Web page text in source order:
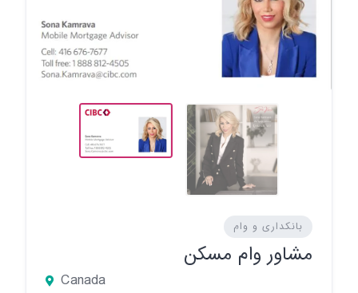
بانکداری و وام
مشاور وام مسکن
Canada